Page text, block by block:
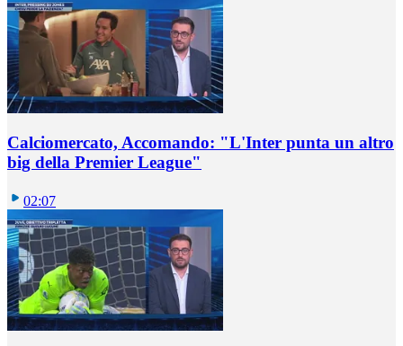
Calciomercato, Accomando: "L'Inter punta un altro
big della Premier League"
02:07